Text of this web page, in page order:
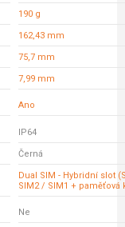
190 g
162,43 mm
75,7 mm
7,99 mm
Ano
IP64
Černá
Dual SIM - Hybridní slot
SIM2 / SIM1 + paměťová
Ne